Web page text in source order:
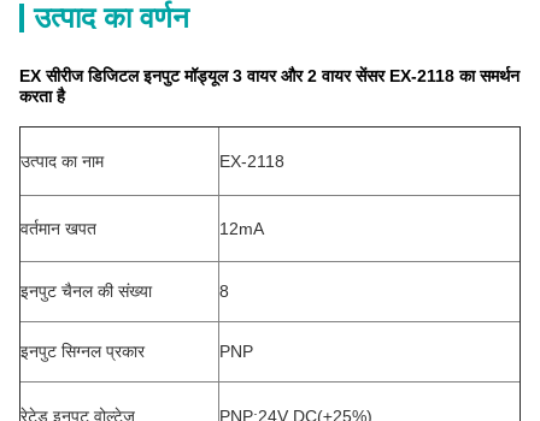
उत्पाद का वर्णन
EX सीरीज डिजिटल इनपुट मॉड्यूल 3 वायर और 2 वायर सेंसर EX-2118 का समर्थन
करता है
उत्पाद का नाम EX-2118
वर्तमान खपत 12mA
इनपुट चैनल की संख्या 8
इनपुट सिग्नल प्रकार PNP
रेटेड इनपुट वोल्टेज PNP:24V DC(±25%)